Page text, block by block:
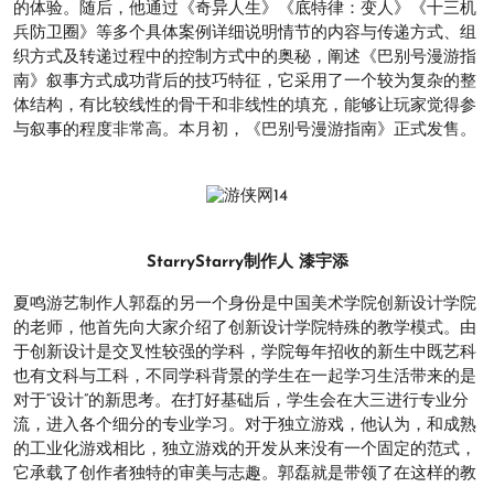
的体验。随后，他通过《奇异人生》《底特律：变人》《十三机
兵防卫圈》等多个具体案例详细说明情节的内容与传递方式、组
织方式及转递过程中的控制方式中的奥秘，阐述《巴别号漫游指
南》叙事方式成功背后的技巧特征，它采用了一个较为复杂的整
体结构，有比较线性的骨干和非线性的填充，能够让玩家觉得参
与叙事的程度非常高。本月初，《巴别号漫游指南》正式发售。
StarryStarry制作人 漆宇添
夏鸣游艺制作人郭磊的另一个身份是中国美术学院创新设计学院
的老师，他首先向大家介绍了创新设计学院特殊的教学模式。由
于创新设计是交叉性较强的学科，学院每年招收的新生中既艺科
也有文科与工科，不同学科背景的学生在一起学习生活带来的是
对于“设计”的新思考。在打好基础后，学生会在大三进行专业分
流，进入各个细分的专业学习。对于独立游戏，他认为，和成熟
的工业化游戏相比，独立游戏的开发从来没有一个固定的范式，
它承载了创作者独特的审美与志趣。郭磊就是带领了在这样的教